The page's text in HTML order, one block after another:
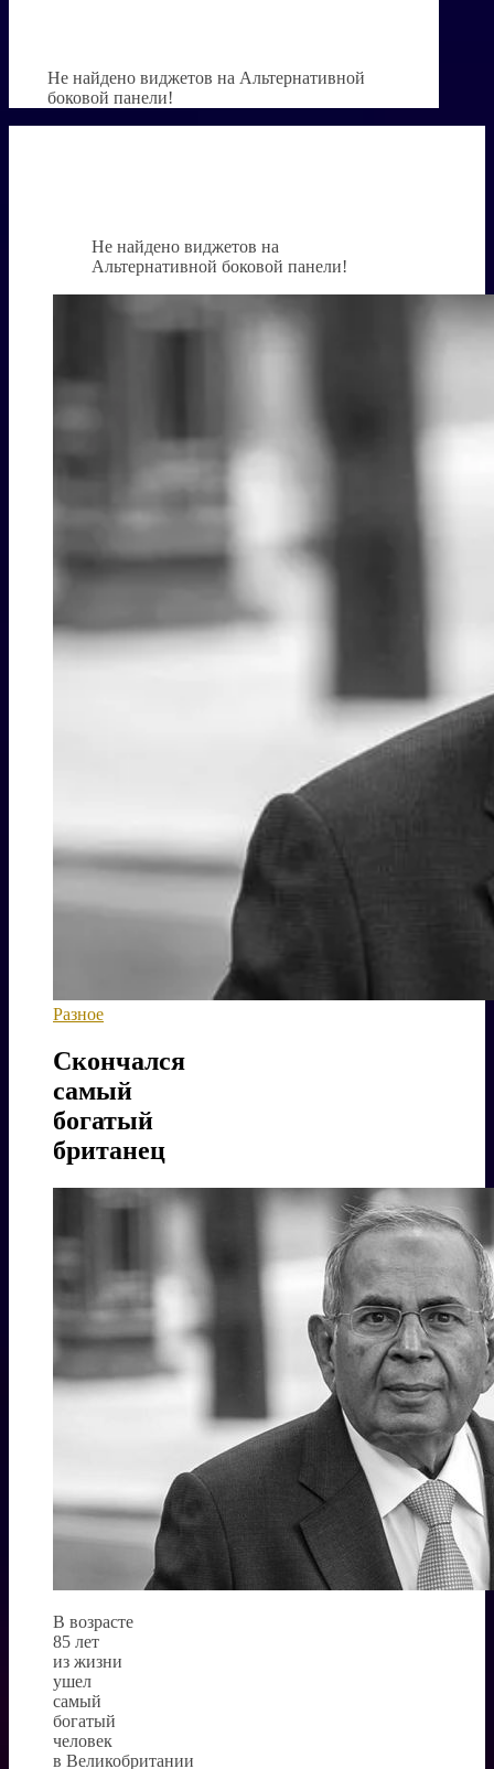
Не найдено виджетов на Альтернативной
боковой панели!
Не найдено виджетов на
Альтернативной боковой панели!
Разное
Скончался
самый
богатый
британец
В возрасте
85 лет
из жизни
ушел
самый
богатый
человек
в Великобритании